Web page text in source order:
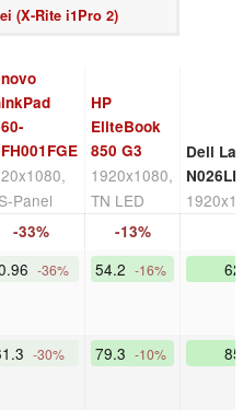
(X-Rite i1Pro 2)
Panel
HP
EliteBook
850 G3
1920x1080,
TN LED
Dell
-33% -13%
-36% 54.2 -16%
-30% 79.3 -10%